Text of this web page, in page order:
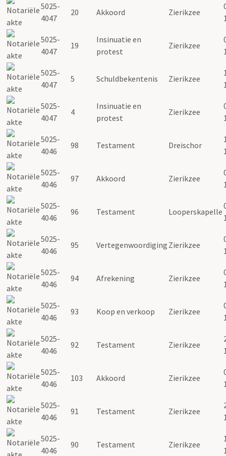
5025-
4047
20 Akkoord Zierikzee
5025-
4047
19
Insinuatie en
protest
Zierikzee
5025-
4047
5 Schuldbekentenis Zierikzee
5025-
4047
4
Insinuatie en
protest
Zierikzee
5025-
4046
98 Testament Dreischor
5025-
4046
97 Akkoord Zierikzee
5025-
4046
96 Testament Looperskapelle
5025-
4046
95 Vertegenwoordiging Zierikzee
5025-
4046
94 Afrekening Zierikzee
5025-
4046
93 Koop en verkoop Zierikzee
5025-
4046
92 Testament Zierikzee
5025-
4046
103 Akkoord Zierikzee
5025-
4046
91 Testament Zierikzee
5025-
4046
90 Testament Zierikzee